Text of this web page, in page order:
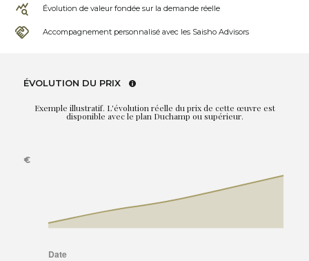
Évolution de valeur fondée sur la demande réelle
Accompagnement personnalisé avec les Saisho Advisors
ÉVOLUTION DU PRIX
Exemple illustratif. L'évolution réelle du prix de cette œuvre est
disponible avec le plan Duchamp ou supérieur.